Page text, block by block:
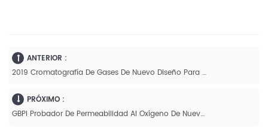
ANTERIOR :
2019 Cromatografía De Gases De Nuevo Diseño Para Materiales De Embalaje
PRÓXIMO :
GBPI Probador De Permeabilidad Al Oxígeno De Nuevo Diseño EVOH Barrera OTR Prueba